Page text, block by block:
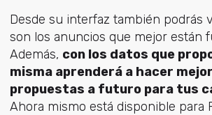
Desde su interfaz también podrás
son los anuncios que mejor están
Además, con los datos que
misma aprenderá a hacer
propuestas a futuro para tus
Ahora mismo está disponible para